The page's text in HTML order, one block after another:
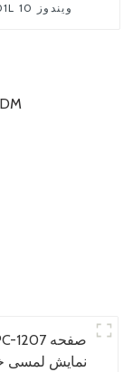
2101L ویندوز 10